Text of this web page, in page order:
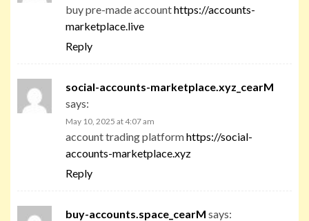
buy pre-made accounthttps://accounts-
marketplace.live
Reply
social-accounts-marketplace.xyz_cearM
says:
May 10, 2025 at 4:07 am
account trading platformhttps://social-
accounts-marketplace.xyz
Reply
buy-accounts.space_cearM says: